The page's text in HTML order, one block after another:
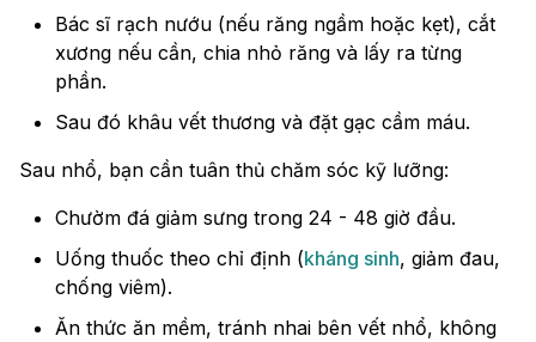
Bác sĩ rạch nướu (nếu răng ngầm hoặc kẹt), cắt
xương nếu cần, chia nhỏ răng và lấy ra từng
phần.
Sau đó khâu vết thương và đặt gạc cầm máu.
Sau nhổ, bạn cần tuân thủ chăm sóc kỹ lưỡng:
Chườm đá giảm sưng trong 24 - 48 giờ đầu.
Uống thuốc theo chỉ định (kháng sinh, giảm đau,
chống viêm).
Ăn thức ăn mềm, tránh nhai bên vết nhổ, không